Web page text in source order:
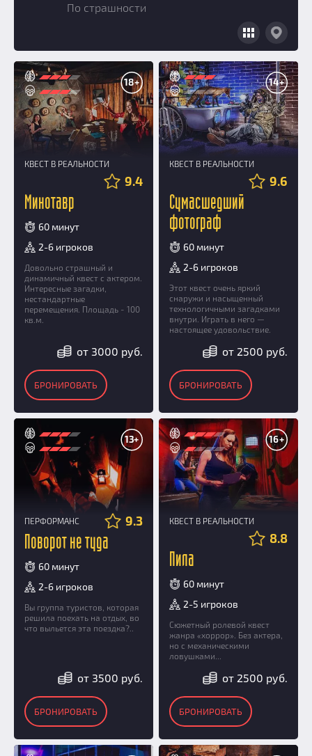
Добавить квест
По страшности
18+
КВЕСТ В РЕАЛЬНОСТИ
9.4
Минотавр
60 минут
2-6 игроков
Довольно страшный и
динамичный квест с актером.
Интересные загадки,
нестандартные
перемещения. Площадь - 100
кв.м.
от 3000 руб.
БРОНИРОВАТЬ
14+
КВЕСТ В РЕАЛЬНОСТИ
9.6
Сумасшедший
фотограф
60 минут
2-6 игроков
Этот квест очень яркий
снаружи и насыщенный
технологичными загадками
внутри. Играть в него —
настоящее удовольствие.
от 2500 руб.
БРОНИРОВАТЬ
13+
ПЕРФОРМАНС 9.3
Поворот не туда
60 минут
2-6 игроков
Вы группа туристов, которая
решила поехать на отдых, во
что выльется эта поездка?..
от 3500 руб.
БРОНИРОВАТЬ
16+
КВЕСТ В РЕАЛЬНОСТИ
8.8
Пила
60 минут
2-5 игроков
Сюжетный ролевой квест
жанра «хоррор». Без актера,
но с механическими
ловушками...
от 2500 руб.
БРОНИРОВАТЬ